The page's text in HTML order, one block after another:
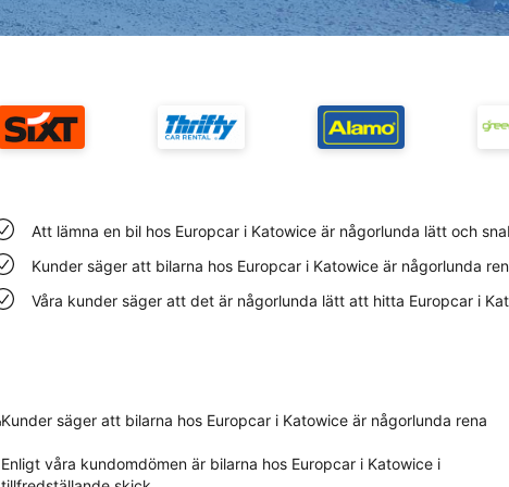
Att lämna en bil hos Europcar i Katowice är någorlunda lätt och
Kunder säger att bilarna hos Europcar i Katowice är någorlunda
Våra kunder säger att det är någorlunda lätt att hitta Europcar i
Kunder säger att bilarna hos Europcar i Katowice är någorlunda rena
Enligt våra kundomdömen är bilarna hos Europcar i Katowice i